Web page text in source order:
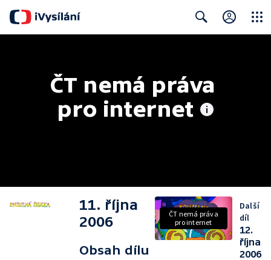
ČT nemá práva
pro internet
11. října
2006
Obsah dílu
ČT nemá práva
pro internet
Další
díl
12.
října
2006